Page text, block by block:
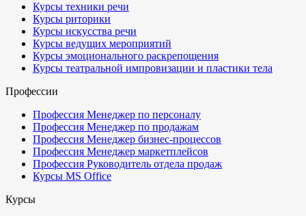
Курсы техники речи
Курсы риторики
Курсы искусства речи
Курсы ведущих мероприятий
Курсы эмоционального раскрепощения
Курсы театральной импровизации и пластики тела
Профессии
Профессия Менеджер по персоналу
Профессия Менеджер по продажам
Профессия Менеджер бизнес-процессов
Профессия Менеджер маркетплейсов
Профессия Руководитель отдела продаж
Курсы MS Office
Курсы